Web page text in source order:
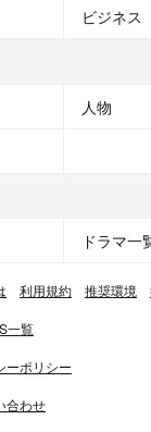
ビジネス
人物
ドラマ一
利用規約 推奨環境
一覧
ーポリシー
合わせ